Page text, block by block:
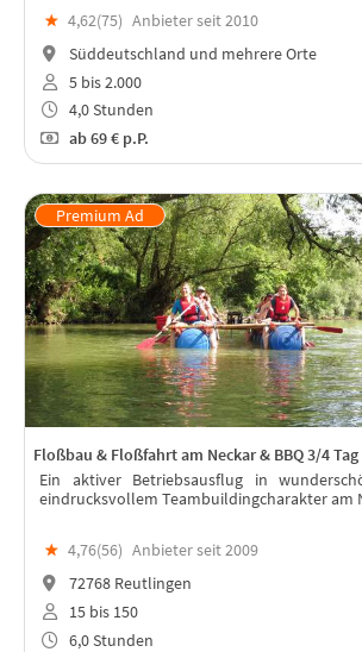
★ 4,62(75) Anbieter seit 2010
Süddeutschland und mehrere Orte
5 bis 2.000
4,0 Stunden
ab69 € p.P.
Floßbau & Floßfahrt am Neckar & BBQ 3/4 Tag
Ein aktiver Betriebsausflug in
eindrucksvollem Teambuildingcharakter am
★ 4,76(56) Anbieter seit 2009
72768 Reutlingen
15 bis 150
6,0 Stunden